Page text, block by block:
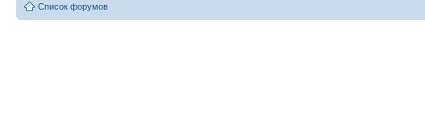
Список форумов